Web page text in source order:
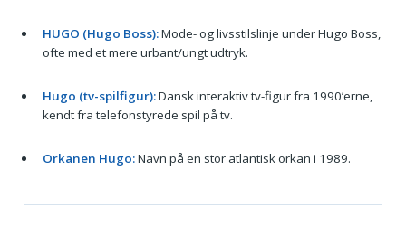
HUGO (Hugo Boss):Mode- og livsstilslinje under Hugo Boss,
ofte med et mere urbant/ungt udtryk.
Hugo (tv-spilfigur):Dansk interaktiv tv-figur fra 1990’erne,
kendt fra telefonstyrede spil på tv.
Orkanen Hugo:Navn på en stor atlantisk orkan i 1989.